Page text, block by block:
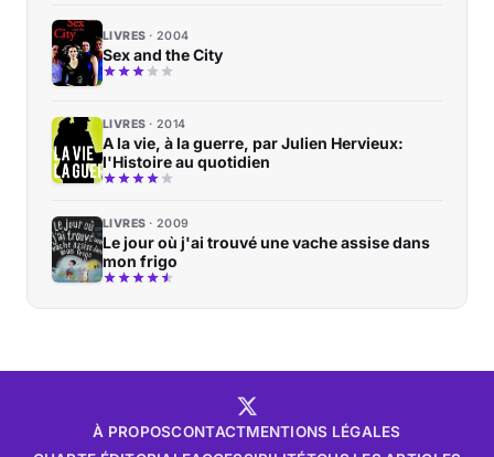
LIVRES 2004
Sex and the City
LIVRES 2014
A la vie, à la guerre, par Julien Hervieux:
l'Histoire au quotidien
LIVRES 2009
Le jour où j'ai trouvé une vache assise dans
mon frigo
À PROPOSCONTACTMENTIONS LÉGALES